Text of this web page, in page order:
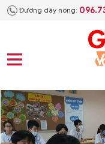
Đường dây nóng: